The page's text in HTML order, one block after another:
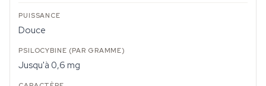
Douce
Jusqu'à 0,6 mg